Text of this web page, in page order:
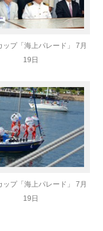
ップ「海上パレード」 7月
19日
ップ「海上パレード」 7月
19日